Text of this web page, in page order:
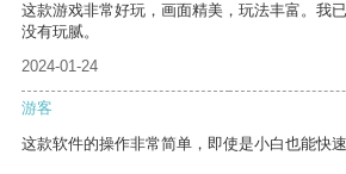
这款游戏非常好玩，画面精美，玩法丰富。我
没有玩腻。
2024-01-24
游客
这款软件的操作非常简单，即使是小白也能快速